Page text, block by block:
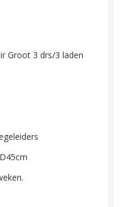
Groot 3 drs/3 laden